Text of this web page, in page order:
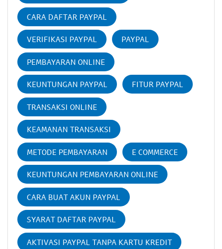
CARA DAFTAR PAYPAL
VERIFIKASI PAYPAL PAYPAL
PEMBAYARAN ONLINE
KEUNTUNGAN PAYPAL FITUR PAYPAL
TRANSAKSI ONLINE
KEAMANAN TRANSAKSI
METODE PEMBAYARAN E COMMERCE
KEUNTUNGAN PEMBAYARAN ONLINE
CARA BUAT AKUN PAYPAL
SYARAT DAFTAR PAYPAL
AKTIVASI PAYPAL TANPA KARTU KREDIT